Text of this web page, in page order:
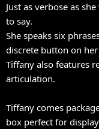
Just as verbose as
to say.
She speaks six
discrete button on her
Tiffany also features
articulation.
Tiffany comes
box perfect for